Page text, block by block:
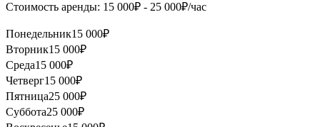
Стоимость аренды: 15 000₽ - 25 000₽/час
Понедельник15 000₽
Вторник15 000₽
Среда15 000₽
Четверг15 000₽
Пятница25 000₽
Суббота25 000₽